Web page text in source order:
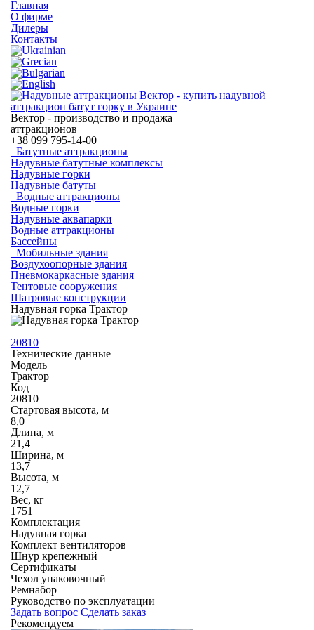
Главная
О фирме
Дилеры
Контакты
Вектор - производство и продажа
аттракционов
+38 099 795-14-00
Батутные аттракционы
Надувные батутные комплексы
Надувные горки
Надувные батуты
Водные аттракционы
Водные горки
Надувные аквапарки
Водные аттракционы
Бассейны
Мобильные здания
Воздухоопорные здания
Пневмокаркасные здания
Тентовые сооружения
Шатровые конструкции
Надувная горка Трактор
20810
Технические данные
Модель
Трактор
Код
20810
Стартовая высота, м
8,0
Длина, м
21,4
Ширина, м
13,7
Высота, м
12,7
Вес, кг
1751
Комплектация
Надувная горка
Комплект вентиляторов
Шнур крепежный
Сертификаты
Чехол упаковочный
Ремнабор
Руководство по эксплуатации
Задать вопрос Сделать заказ
Рекомендуем